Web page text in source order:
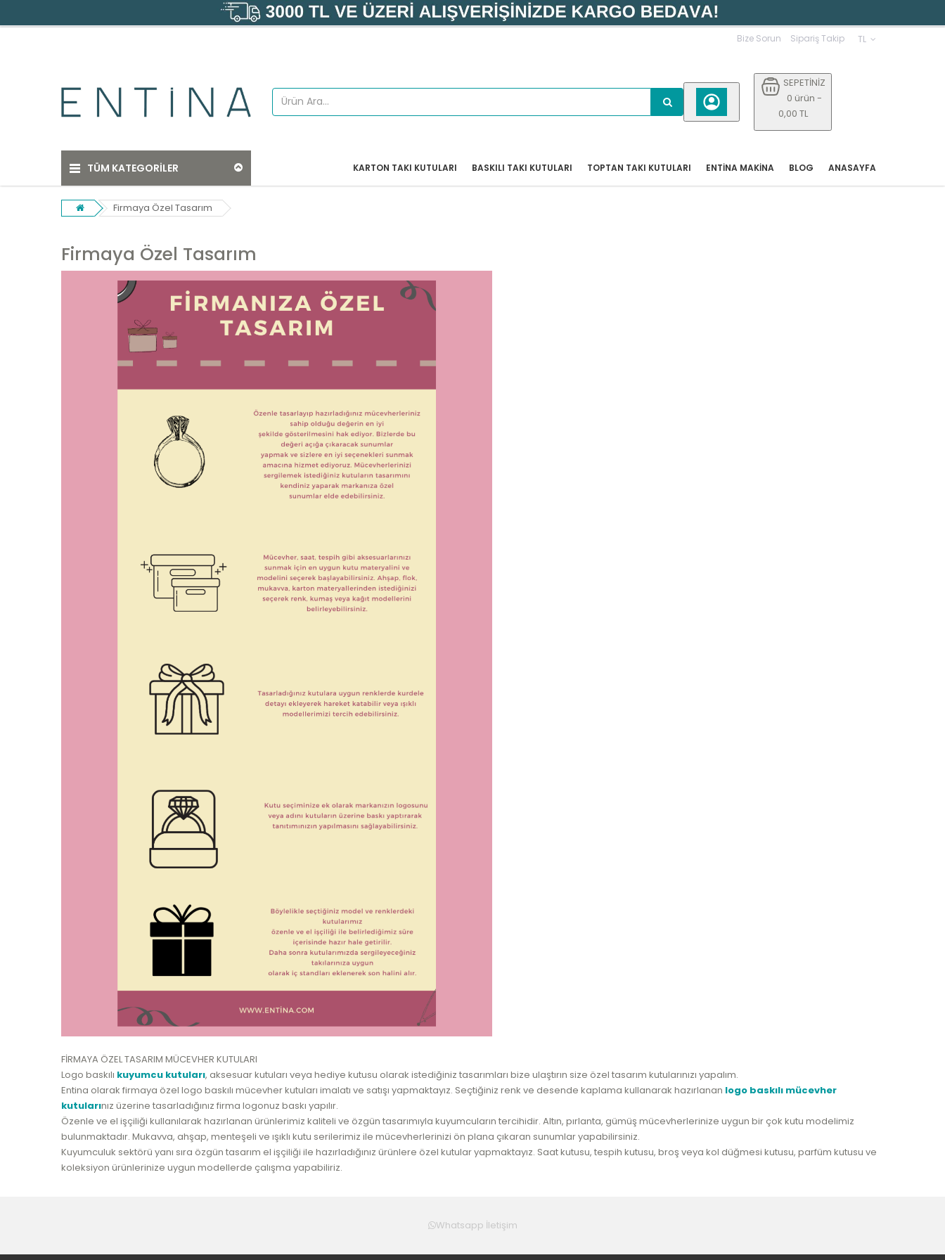
Bize Sorun Sipariş Takip TL
SEPETİNİZ
0 ürün -
0,00 TL
TÜM KATEGORILER ANASAYFA
BLOG
ENTİNA MAKİNA
TOPTAN TAKI KUTULARI
BASKILI TAKI KUTULARI
KARTON TAKI KUTULARI
Firmaya Özel Tasarım
Firmaya Özel Tasarım
FİRMAYA ÖZEL TASARIM MÜCEVHER KUTULARI
Logo baskılı kuyumcu kutuları, aksesuar kutuları veya hediye kutusu olarak istediğiniz tasarımları bize ulaştırın size özel tasarım kutularınızı yapalım.
Entina olarak firmaya özel logo baskılı mücevher kutuları imalatı ve satışı yapmaktayız. Seçtiğiniz renk ve desende kaplama kullanarak hazırlanan logo baskılı mücevher
kutularınız üzerine tasarladığınız firma logonuz baskı yapılır.
Özenle ve el işçiliği kullanılarak hazırlanan ürünlerimiz kaliteli ve özgün tasarımıyla kuyumcuların tercihidir. Altın, pırlanta, gümüş mücevherlerinize uygun bir çok kutu modelimiz
bulunmaktadır. Mukavva, ahşap, menteşeli ve ışıklı kutu serilerimiz ile mücevherlerinizi ön plana çıkaran sunumlar yapabilirsiniz.
Kuyumculuk sektörü yanı sıra özgün tasarım el işçiliği ile hazırladığınız ürünlere özel kutular yapmaktayız. Saat kutusu, tespih kutusu, broş veya kol düğmesi kutusu, parfüm kutusu ve
koleksiyon ürünlerinize uygun modellerde çalışma yapabiliriz.
Whatsapp İletişim